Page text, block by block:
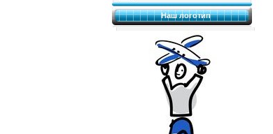
Наш логотип